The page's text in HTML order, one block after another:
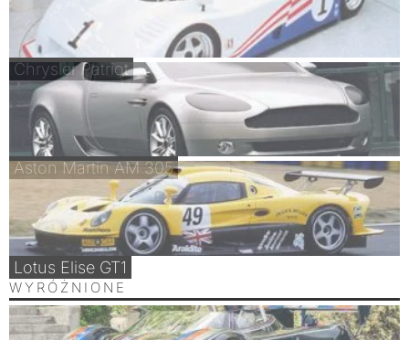
Chrysler Patriot
Aston Martin AM 305
Lotus Elise GT1
WYRÓŻNIONE